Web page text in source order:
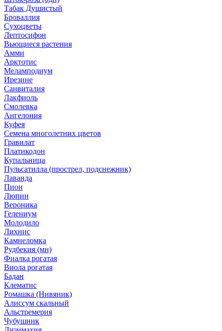
Табак Душистый
Броваллия
Сухоцветы
Лептосифон
Вьющиеся растения
Амми
Арктотис
Меламподиум
Ирезине
Санвиталия
Лакфиоль
Смолевка
Ангелония
Куфея
Семена многолетних цветов
Гравилат
Платикодон
Купальница
Пульсатилла (прострел, подснежник)
Лаванда
Пион
Люпин
Вероника
Гелениум
Молодило
Лихнис
Камнеломка
Рудбекия (мн)
Фиалка рогатая
Виола рогатая
Бадан
Клематис
Ромашка (Нивяник)
Алиссум скальный
Альстремерия
Чубушник